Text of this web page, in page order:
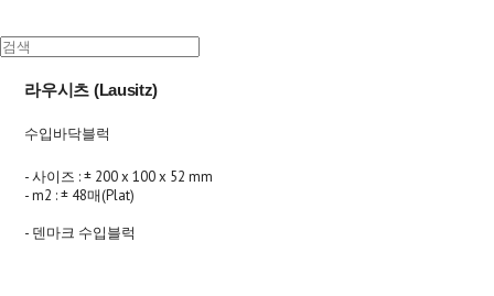
라우시츠 (Lausitz)
수입바닥블럭
- 사이즈 : ± 200 x 100 x 52 mm
- m2 : ± 48매(Plat)
- 덴마크 수입블럭